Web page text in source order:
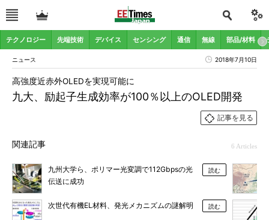
テクノロジー 先端技術 デバイス センシング 通信 無線 部品/材料
ニュース 2018年7月10日
九大、励起子生成効率が100％以上のOLED開発
高強度近赤外OLEDを実現可能に
記事を見る
関連記事 6 Articles
九州大学ら、ポリマー光変調で112Gbpsの光
伝送に成功
読む
次世代有機EL材料、発光メカニズムの謎解明 読む